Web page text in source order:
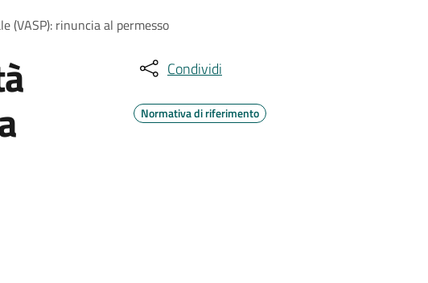
(VASP): rinuncia al permesso
Condividi
Normativa di riferimento